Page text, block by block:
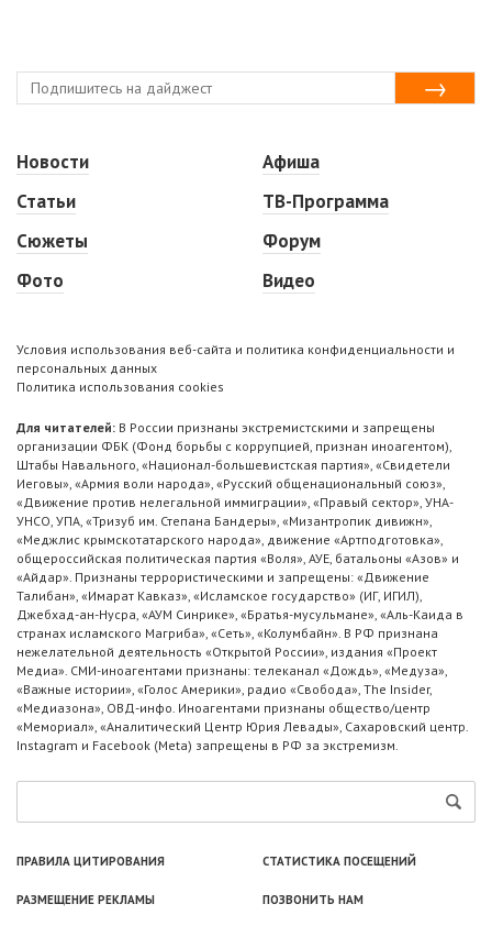
Новости
Статьи
Сюжеты
Фото
Афиша
ТВ-Программа
Форум
Видео
Условия использования веб-сайта и политика конфиденциальности и
персональных данных
Политика использования cookies
Для читателей: В России признаны экстремистскими и запрещены
организации ФБК (Фонд борьбы с коррупцией, признан иноагентом),
Штабы Навального, «Национал-большевистская партия», «Свидетели
Иеговы», «Армия воли народа», «Русский общенациональный союз»,
«Движение против нелегальной иммиграции», «Правый сектор», УНА-
УНСО, УПА, «Тризуб им. Степана Бандеры», «Мизантропик дивижн»,
«Меджлис крымскотатарского народа», движение «Артподготовка»,
общероссийская политическая партия «Воля», АУЕ, батальоны «Азов» и
«Айдар». Признаны террористическими и запрещены: «Движение
Талибан», «Имарат Кавказ», «Исламское государство» (ИГ, ИГИЛ),
Джебхад-ан-Нусра, «АУМ Синрике», «Братья-мусульмане», «Аль-Каида в
странах исламского Магриба», «Сеть», «Колумбайн». В РФ признана
нежелательной деятельность «Открытой России», издания «Проект
Медиа». СМИ-иноагентами признаны: телеканал «Дождь», «Медуза»,
«Важные истории», «Голос Америки», радио «Свобода», The Insider,
«Медиазона», ОВД-инфо. Иноагентами признаны общество/центр
«Мемориал», «Аналитический Центр Юрия Левады», Сахаровский центр.
Instagram и Facebook (Metа) запрещены в РФ за экстремизм.
ПРАВИЛА ЦИТИРОВАНИЯ СТАТИСТИКА ПОСЕЩЕНИЙ
РАЗМЕЩЕНИЕ РЕКЛАМЫ ПОЗВОНИТЬ НАМ